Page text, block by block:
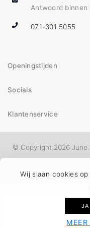
Wij slaan cookies
JA
Antwoord binnen
071-301 5055
Openingstijden
Socials
Klantenservice
© Copyright 2026